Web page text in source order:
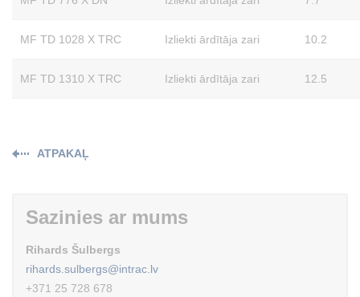
MF TD 1028 X TRC Izliekti ārdītāja zari 10.2
MF TD 1310 X TRC Izliekti ārdītāja zari 12.5
ATPAKAĻ
Sazinies ar mums
Rihards Šulbergs
rihards.sulbergs@intrac.lv
+371 25 728 678